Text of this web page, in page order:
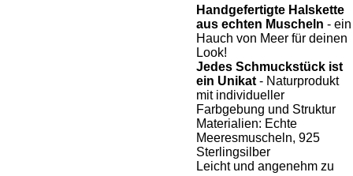
Handgefertigte Halskette
aus echten Muscheln - ein
Hauch von Meer für deinen
Look!
Jedes Schmuckstück ist
ein Unikat - Naturprodukt
mit individueller
Farbgebung und Struktur
Materialien: Echte
Meeresmuscheln, 925
Sterlingsilber
Leicht und angenehm zu